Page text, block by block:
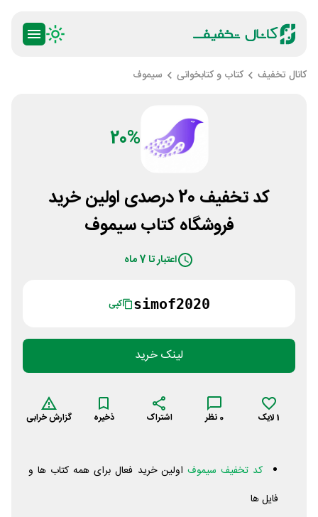
کانال تخفیف کتاب و کتابخوانی سیموف
20%
کد تخفیف 20 درصدی اولین خرید
فروشگاه کتاب سیموف
اعتبار تا 7 ماه
simof2020 کپی
لینک خرید
1لایک 0 نظر اشتراک ذخیره گزارش خرابی
کد تخفیف سیموف اولین خرید فعال برای همه کتاب ها و
فایل ها